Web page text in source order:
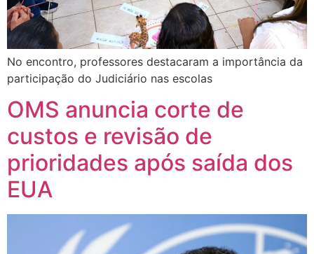
No encontro, professores destacaram a importância da
participação do Judiciário nas escolas
OMS anuncia corte de
custos e revisão de
prioridades após saída dos
EUA